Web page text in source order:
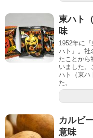
東ハト
味
1952年に
ハト』。社
たことから
いました。
ハト（東ハ
た。
カルビ
意味